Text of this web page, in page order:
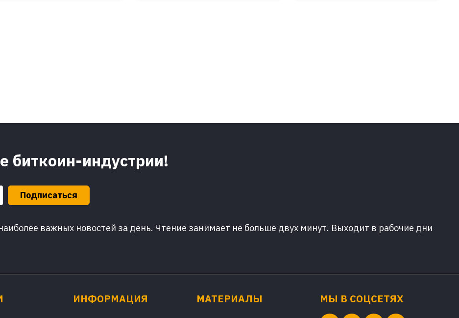
биткоин-индустрии!
Подписаться
важных новостей за день. Чтение занимает не больше двух минут. Выходит в рабочие дни
ИНФОРМАЦИЯ МАТЕРИАЛЫ МЫ В СОЦСЕТЯХ